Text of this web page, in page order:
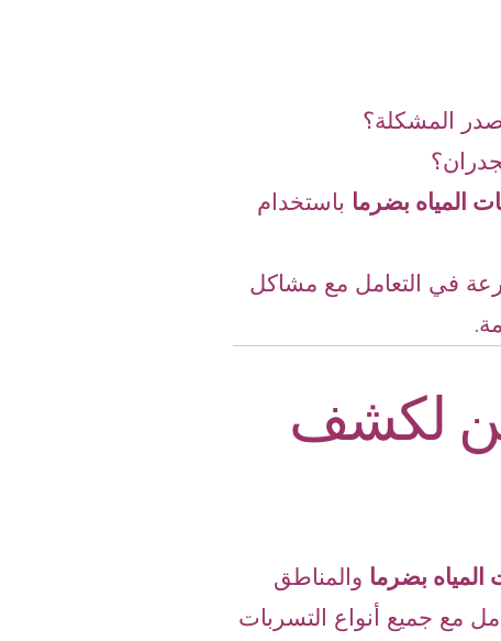
المشكلة؟
المياه بضرما باستخدام
في التعامل مع مشاكل
لكشف
بضرما والمناطق
مع جميع أنواع التسربات